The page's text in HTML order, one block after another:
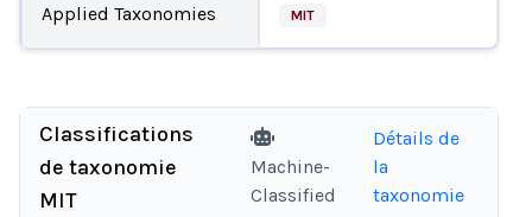
Applied Taxonomies MIT
Classifications
de taxonomie
MIT
Machine-
Classified
Détails de
la
taxonomie